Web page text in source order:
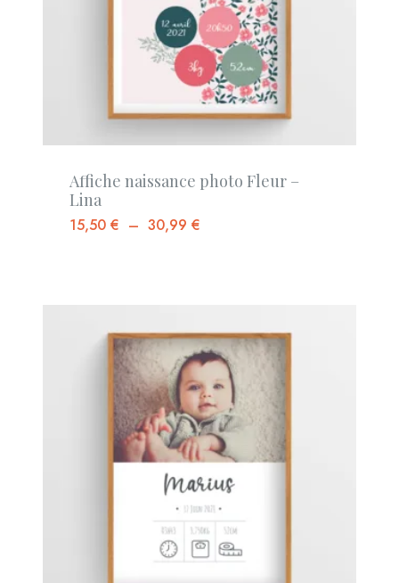
Affiche naissance photo Fleur –
Lina
15,50€ – 30,99€